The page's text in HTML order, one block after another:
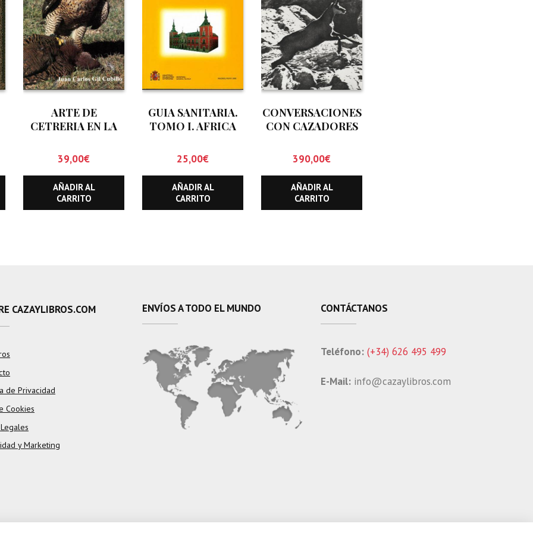
ARTE DE
CETRERIA EN LA
39,00€
AÑADIR AL
CARRITO
GUIA SANITARIA.
TOMO I. AFRICA
25,00€
AÑADIR AL
CARRITO
CONVERSACIONES
CON CAZADORES
REBECOS
390,00€
AÑADIR AL
CARRITO
CAZAYLIBROS.COM
de Privacidad
Cookies
y Marketing
ENVÍOS A TODO EL MUNDO CONTÁCTANOS
Teléfono: (+34) 626 495 499
E-Mail: info@cazaylibros.com